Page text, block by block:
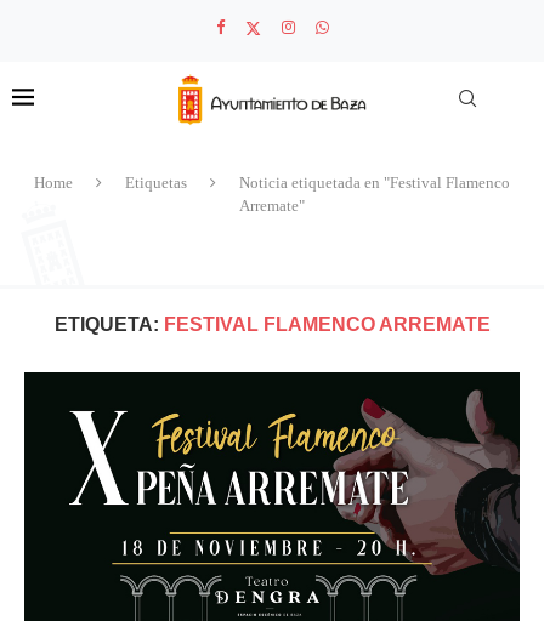
Home Etiquetas
Noticia etiquetada en "Festival Flamenco
Arremate"
ETIQUETA: FESTIVAL FLAMENCO ARREMATE